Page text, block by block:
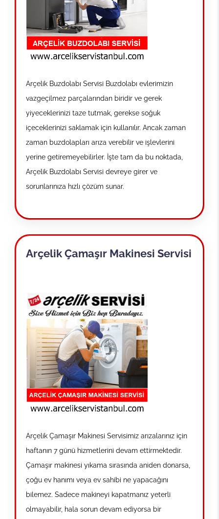
Arçelik Buzdolabı Servisi Buzdolabı evlerimizin
vazgeçilmez parçalarından biridir ve gerek
yiyeceklerinizi taze tutmak, gerekse soğuk
içeceklerinizi saklamak için kullanılır. Ancak zaman
zaman buzdolapları arıza verebilir ve işlevlerini
yerine getiremeyebilirler. İşte tam da bu noktada,
Arçelik Buzdolabı Servisi devreye girer ve
sorunlarınıza hızlı çözüm sunar.
Arçelik Çamaşır Makinesi Servisi
Arçelik Çamaşır Makinesi Servisimiz arızalarınız için
haftanın 7 günü hizmetlerini devam ettirmektedir.
Çamaşır makinesi yıkama sırasında aniden donarsa,
çoğu ev hanımı veya ev sahibi ne yapacağını
bilemez. Sadece makineyi kapatmanız yeterli
olmayabilir, hala sorun devam ediyorsa bir